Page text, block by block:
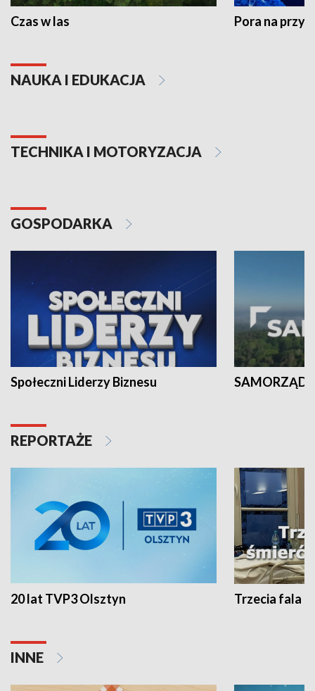
Czas w las Pora na
NAUKA I EDUKACJA
TECHNIKA I MOTORYZACJA
GOSPODARKA
Społeczni Liderzy Biznesu SAMORZĄD
REPORTAŻE
20 lat TVP3 Olsztyn Trzecia fala -
INNE